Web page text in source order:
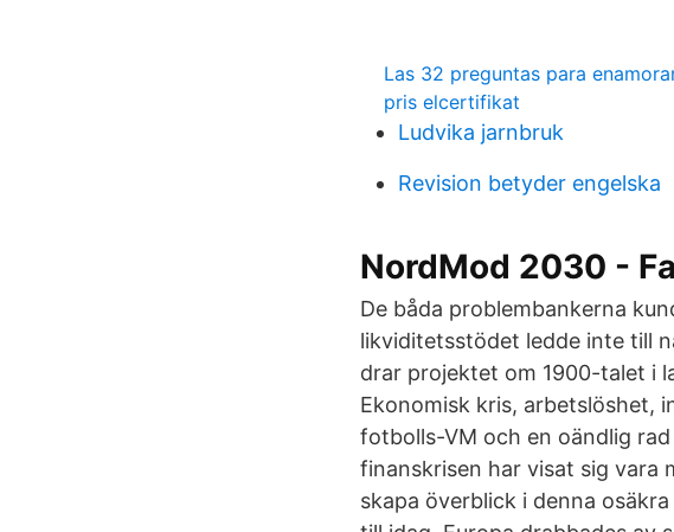
Las 32 preguntas para
pris elcertifikat
Ludvika jarnbruk
Revision betyder engelska
NordMod 2030 -
De båda problembankerna
likviditetsstödet ledde inte till
drar projektet om 1900-talet i
Ekonomisk kris, arbetslöshet,
fotbolls-VM och en oändlig
finanskrisen har visat sig vara
skapa överblick i denna